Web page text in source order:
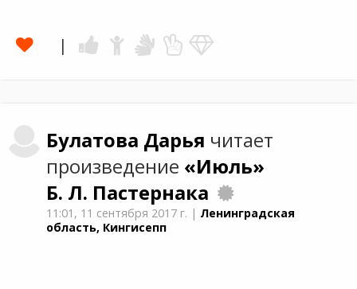
Булатова Дарья читает
произведение «Июль»
Б. Л. Пастернака
11:01, 11 сентября 2017 г. | Ленинградская
область, Кингисепп